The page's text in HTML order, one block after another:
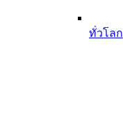
ทั่วโลก